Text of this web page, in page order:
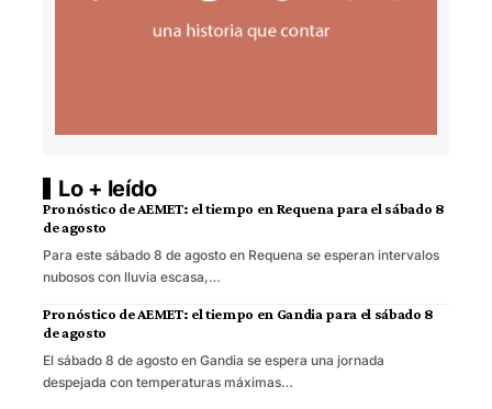
Lo + leído
Pronóstico de AEMET: el tiempo en Requena para el sábado 8
de agosto
Para este sábado 8 de agosto en Requena se esperan intervalos
nubosos con lluvia escasa,…
Pronóstico de AEMET: el tiempo en Gandia para el sábado 8
de agosto
El sábado 8 de agosto en Gandia se espera una jornada
despejada con temperaturas máximas…